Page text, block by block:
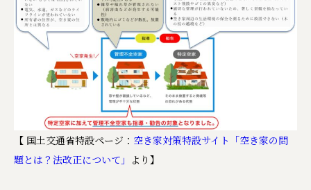
【 国土交通省特設ページ： 空き家対策特設サイト「空き家の問
題とは？法改正について」 より】